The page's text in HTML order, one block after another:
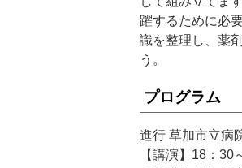
躍するために必
識を整理し、薬
う。
プログラム
進行 草加市立病
【講演】18：30